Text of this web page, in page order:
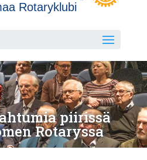
Rotaryklubi
piirissä
Rotaryssa